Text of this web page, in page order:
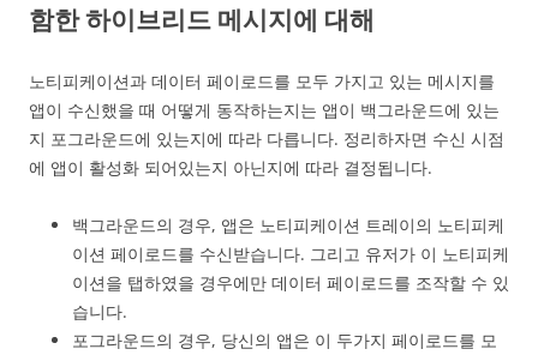
함한 하이브리드 메시지에 대해
노티피케이션과 데이터 페이로드를 모두 가지고 있는 메시지를
앱이 수신했을 때 어떻게 동작하는지는 앱이 백그라운드에 있는
지 포그라운드에 있는지에 따라 다릅니다. 정리하자면 수신 시점
에 앱이 활성화 되어있는지 아닌지에 따라 결정됩니다.
백그라운드의 경우, 앱은 노티피케이션 트레이의 노티피케
이션 페이로드를 수신받습니다. 그리고 유저가 이 노티피케
이션을 탭하였을 경우에만 데이터 페이로드를 조작할 수 있
습니다.
포그라운드의 경우, 당신의 앱은 이 두가지 페이로드를 모